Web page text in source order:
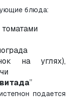
блюда:
на углях),
”
подается